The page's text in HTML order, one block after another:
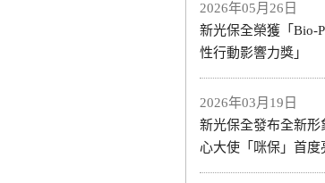
2026年05月26日
新光保全榮獲「Bio-
性行動影響力獎」
2026年03月19日
新光保全發布全新
心大使「咪保」首度